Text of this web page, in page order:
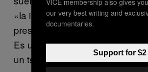
«la impotencia para moverte»
presencia de una presión que
Es una sensación
un tsunami; no estás en control.
our very best writing and
documentaries.
Support for $2